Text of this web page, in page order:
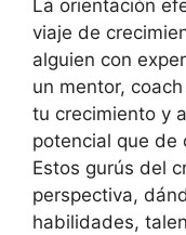
La orientación
viaje de
alguien con
un mentor,
tu crecimiento y
potencial que de
Estos gurús del
perspectiva,
habilidades,